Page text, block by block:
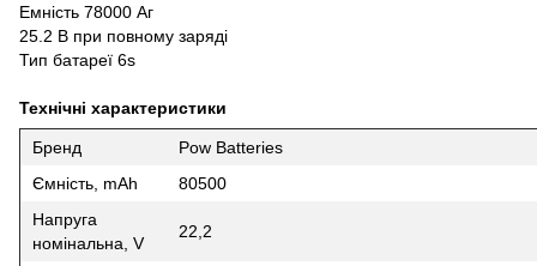
Емність 78000 Аг
25.2 В при повному заряді
Тип батареї 6s
Технічні характеристики
Бренд
Pow Batteries
Ємність, mAh
80500
Напруга
номінальна, V
22,2